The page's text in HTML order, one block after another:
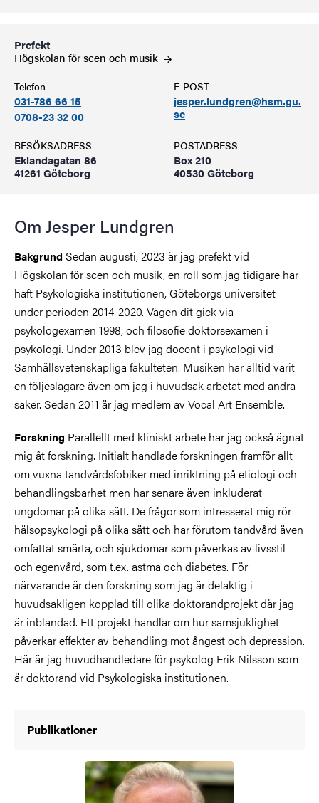
Prefekt
Högskolan för scen och musik
Telefon
031-786 66 15
0708-23 32 00
E-POST
jesper.lundgren@hsm.gu.
se
BESÖKSADRESS
Eklandagatan 86
41261 Göteborg
POSTADRESS
Box 210
40530 Göteborg
Om Jesper Lundgren
Bakgrund Sedan augusti, 2023 är jag prefekt vid
Högskolan för scen och musik, en roll som jag tidigare har
haft Psykologiska institutionen, Göteborgs universitet
under perioden 2014-2020. Vägen dit gick via
psykologexamen 1998, och filosofie doktorsexamen i
psykologi. Under 2013 blev jag docent i psykologi vid
Samhällsvetenskapliga fakulteten. Musiken har alltid varit
en följeslagare även om jag i huvudsak arbetat med andra
saker. Sedan 2011 är jag medlem av Vocal Art Ensemble.
Forskning Parallellt med kliniskt arbete har jag också ägnat
mig åt forskning. Initialt handlade forskningen framför allt
om vuxna tandvårdsfobiker med inriktning på etiologi och
behandlingsbarhet men har senare även inkluderat
ungdomar på olika sätt. De frågor som intresserat mig rör
hälsopsykologi på olika sätt och har förutom tandvård även
omfattat smärta, och sjukdomar som påverkas av livsstil
och egenvård, som t.ex. astma och diabetes. För
närvarande är den forskning som jag är delaktig i
huvudsakligen kopplad till olika doktorandprojekt där jag
är inblandad. Ett projekt handlar om hur samsjuklighet
påverkar effekter av behandling mot ångest och depression.
Här är jag huvudhandledare för psykolog Erik Nilsson som
är doktorand vid Psykologiska institutionen.
Publikationer